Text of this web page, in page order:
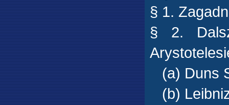
§ 1.
§ 2.
(a) Duns
(b)